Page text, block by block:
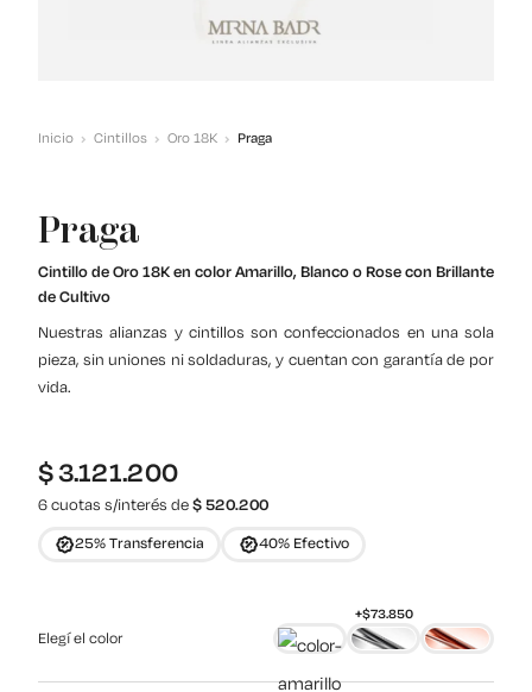
Inicio Cintillos Oro 18K Praga
Praga
Cintillo de Oro 18K en color Amarillo, Blanco o Rose con Brillante
de Cultivo
Nuestras alianzas y cintillos son confeccionados en una sola
pieza, sin uniones ni soldaduras, y cuentan con garantía de por
vida.
$3.121.200
6 cuotas s/interés de$520.200
25% Transferencia 40% Efectivo
Elegí el color